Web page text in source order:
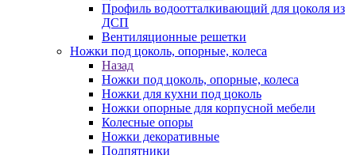
Профиль водоотталкивающий для цоколя из
ДСП
Вентиляционные решетки
Ножки под цоколь, опорные, колеса
Назад
Ножки под цоколь, опорные, колеса
Ножки для кухни под цоколь
Ножки опорные для корпусной мебели
Колесные опоры
Ножки декоративные
Подпятники